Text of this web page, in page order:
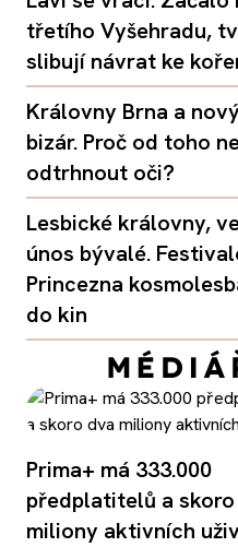
třetího Vyšehradu,
slibují návrat ke
Královny Brna a
bizár. Proč od toho
odtrhnout oči?
Lesbické královny,
únos bývalé.
Princezna
do kin
Prima+ má 333.000
předplatitelů a
miliony aktivních